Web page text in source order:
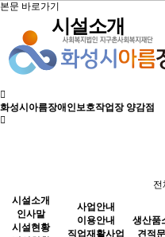
본문 바로가기
화성시아름장애인보호작업장 양감점
시설소개
인사말
법인현황
견적문의
판매용박스
공지사항
동영상게시판
봉사‧후원
자원봉사안내
직원게시판
전
시설소개
인사말
시설현황
사업안내
이용안내
직업재활사업
생산품
견적